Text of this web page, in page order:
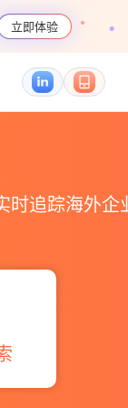
立即体验
时追踪海外企